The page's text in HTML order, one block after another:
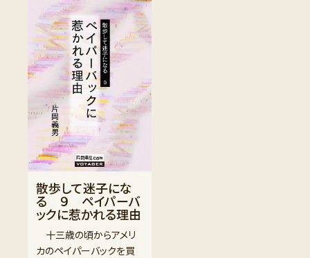
散歩して迷子にな
る ９ ペイパーバ
ックに惹かれる理由
十三歳の頃からアメリ
カのペイパーバックを買